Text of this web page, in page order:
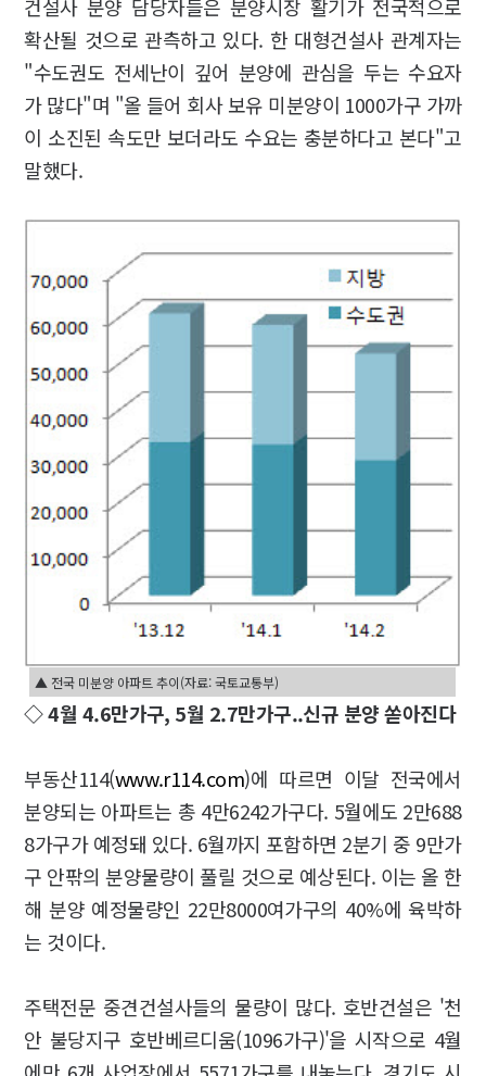
건설사 분양 담당자들은 분양시장 활기가 전국적으로
확산될 것으로 관측하고 있다. 한 대형건설사 관계자는
"수도권도 전세난이 깊어 분양에 관심을 두는 수요자
가 많다"며 "올 들어 회사 보유 미분양이 1000가구 가까
이 소진된 속도만 보더라도 수요는 충분하다고 본다"고
말했다.
▲ 전국 미분양 아파트 추이(자료: 국토교통부)
◇4월 4.6만가구, 5월 2.7만가구..신규 분양 쏟아진다
부동산114(www.r114.com)에 따르면 이달 전국에서
분양되는 아파트는 총 4만6242가구다. 5월에도 2만688
8가구가 예정돼 있다. 6월까지 포함하면 2분기 중 9만가
구 안팎의 분양물량이 풀릴 것으로 예상된다. 이는 올 한
해 분양 예정물량인 22만8000여가구의 40%에 육박하
는 것이다.
주택전문 중견건설사들의 물량이 많다. 호반건설은 '천
안 불당지구 호반베르디움(1096가구)'을 시작으로 4월